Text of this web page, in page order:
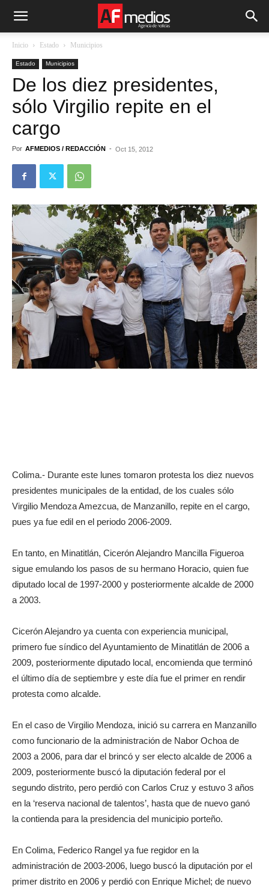
Inicio Estado Municipios
Estado Municipios
De los diez presidentes,
sólo Virgilio repite en el
cargo
Por AFMEDIOS / REDACCIÓN - Oct 15, 2012
Colima.- Durante este lunes tomaron protesta los diez nuevos
presidentes municipales de la entidad, de los cuales sólo
Virgilio Mendoza Amezcua, de Manzanillo, repite en el cargo,
pues ya fue edil en el periodo 2006-2009.
En tanto, en Minatitlán, Cicerón Alejandro Mancilla Figueroa
sigue emulando los pasos de su hermano Horacio, quien fue
diputado local de 1997-2000 y posteriormente alcalde de 2000
a 2003.
Cicerón Alejandro ya cuenta con experiencia municipal,
primero fue síndico del Ayuntamiento de Minatitlán de 2006 a
2009, posteriormente diputado local, encomienda que terminó
el último día de septiembre y este día fue el primer en rendir
protesta como alcalde.
En el caso de Virgilio Mendoza, inició su carrera en Manzanillo
como funcionario de la administración de Nabor Ochoa de
2003 a 2006, para dar el brincó y ser electo alcalde de 2006 a
2009, posteriormente buscó la diputación federal por el
segundo distrito, pero perdió con Carlos Cruz y estuvo 3 años
en la ‘reserva nacional de talentos’, hasta que de nuevo ganó
la contienda para la presidencia del municipio porteño.
En Colima, Federico Rangel ya fue regidor en la
administración de 2003-2006, luego buscó la diputación por el
primer distrito en 2006 y perdió con Enrique Michel; de nuevo